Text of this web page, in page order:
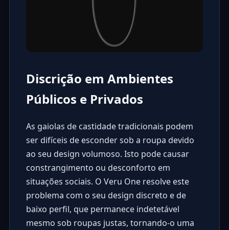
Discrição em Ambientes
Públicos e Privados
As gaiolas de castidade tradicionais podem
ser difíceis de esconder sob a roupa devido
ao seu design volumoso. Isto pode causar
constrangimento ou desconforto em
situações sociais. O Veru One resolve este
problema com o seu design discreto e de
baixo perfil, que permanece indetetável
mesmo sob roupas justas, tornando-o uma